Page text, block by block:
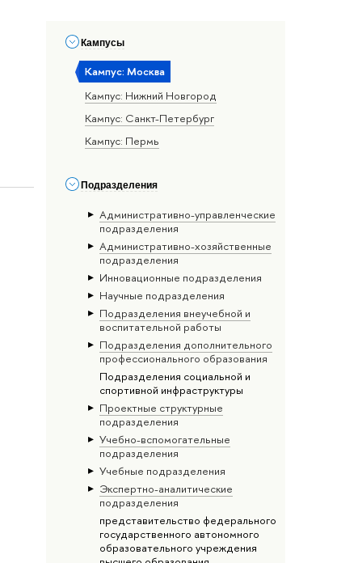
Кампусы
Кампус: Москва
Кампус: Нижний Новгород
Кампус: Санкт-Петербург
Кампус: Пермь
Подразделения
Административно-управленческие
подразделения
Административно-хозяйственные
подразделения
Инновационные подразделения
Научные подразделения
Подразделения внеучебной и
воспитательной работы
Подразделения дополнительного
профессионального образования
Подразделения социальной и
спортивной инфраструктуры
Проектные структурные
подразделения
Учебно-вспомогательные
подразделения
Учебные подразделения
Экспертно-аналитические
подразделения
представительство федерального
государственного автономного
образовательного учреждения